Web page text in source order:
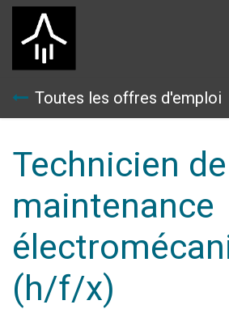
Se rendre au contenu
Toutes les offres d'emploi
Technicien de
maintenance
(h/f/x)